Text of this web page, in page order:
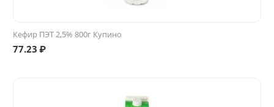
Кефир ПЭТ 2,5% 800г Купино
77.23 ₽